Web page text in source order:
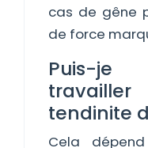
cas de gêne
de force
Puis-
tendinite
Cela